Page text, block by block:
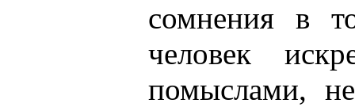
сомнения в
человек
помыслами,